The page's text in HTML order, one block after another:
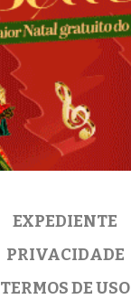
EXPEDIENTE
PRIVACIDADE
TERMOS DE USO